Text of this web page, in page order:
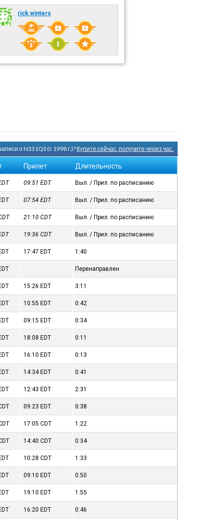
rick winters
о N331QS (с 1998 г.)?Купите сейчас, получите через час.
Прилет Длительность
09:51EDT Выл. / Прил. по расписанию
07:54EDT Выл. / Прил. по расписанию
21:10CDT Выл. / Прил. по расписанию
19:36CDT Выл. / Прил. по расписанию
17:47 EDT 1:40
Перенаправлен
15:26 EDT 3:11
10:55 EDT 0:42
09:15 EDT 0:34
18:08 EDT 0:11
16:10 EDT 0:13
14:34 EDT 0:41
12:43 EDT 2:31
09:23 EDT 0:38
17:05CDT 1:22
14:40CDT 0:34
10:28CDT 1:33
09:10 EDT 0:50
19:10 EDT 1:55
16:20 EDT 0:46